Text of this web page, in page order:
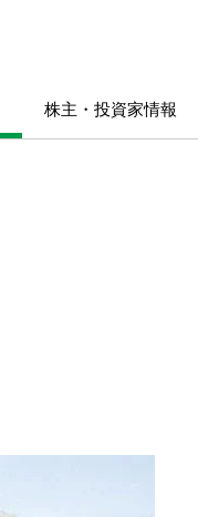
株主・投資家情報